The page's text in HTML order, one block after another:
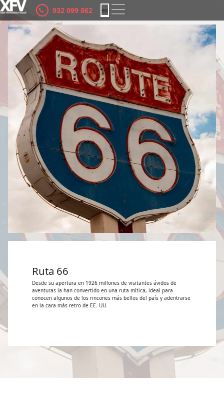
932 099 862
es
ca
Ruta 66
Desde su apertura en 1926 millones de visitantes ávidos de
aventuras la han convertido en una ruta mítica, ideal para
conocen algunos de los rincones más bellos del país y adentrarse
en la cara más retro de EE. UU.